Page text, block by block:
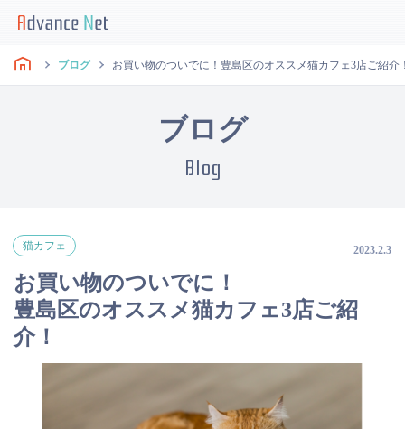
ブログ お買い物のついでに！豊島区のオススメ猫カフェ3店ご紹介
ブログ
Blog
猫カフェ 2023.2.3
お買い物のついでに！
豊島区のオススメ猫カフェ3店ご紹
介！